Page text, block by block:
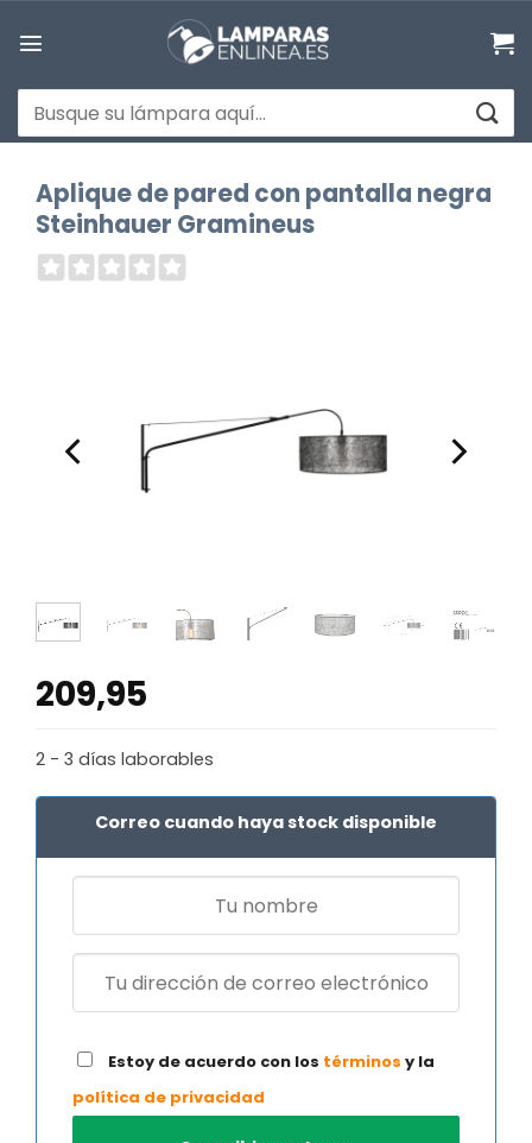
Buscar
por:
Aplique de pared con pantalla negra
Steinhauer Gramineus
209,95
2 - 3 días laborables
Correo cuando haya stock disponible
Estoy de acuerdo con los términos y la
política de privacidad